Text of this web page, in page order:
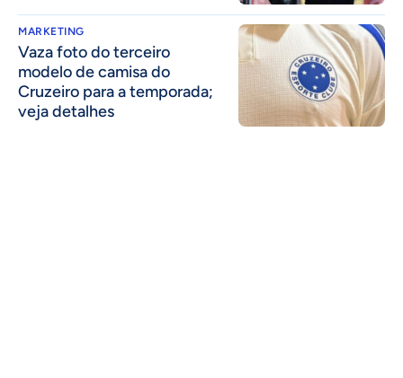
MARKETING
Vaza foto do terceiro
modelo de camisa do
Cruzeiro para a temporada;
veja detalhes